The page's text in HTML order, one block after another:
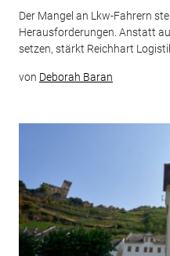
Der Mangel an Lkw-Fahrern
Herausforderungen. Anstatt
setzen, stärkt Reichhart
von Deborah Baran